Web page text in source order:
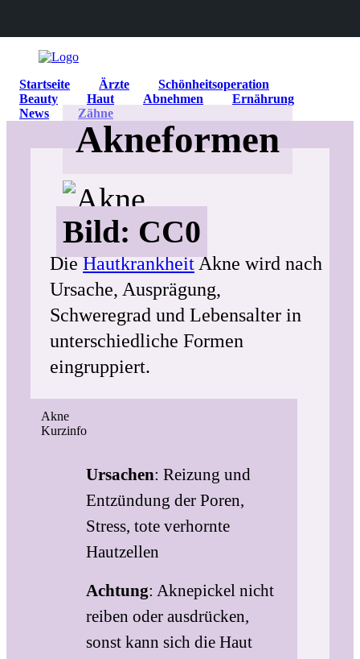
Startseite Ärzte
Schönheitsoperation
Beauty
Haut Abnehmen
Ernährung
News
Zähne
Bild: CC0
Akneformen
DieHautkrankheitAkne wird nach
Ursache, Ausprägung,
Schweregrad und Lebensalter in
unterschiedliche Formen
eingruppiert.
Akne
Kurzinfo
Ursachen: Reizung und
Entzündung der Poren,
Stress, tote verhornte
Hautzellen
Achtung: Aknepickel nicht
reiben oder ausdrücken,
sonst kann sich die Haut